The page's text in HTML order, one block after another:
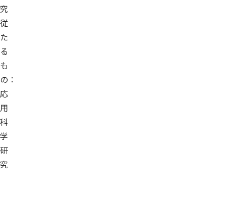
究
従
た
る
も
の：
応
用
科
学
研
究